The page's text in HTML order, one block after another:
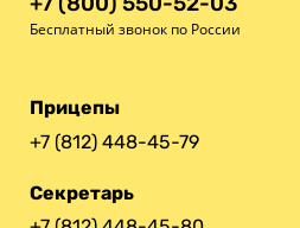
Бесплатный звонок по России
Прицепы
+7 (812) 448-45-79
Секретарь